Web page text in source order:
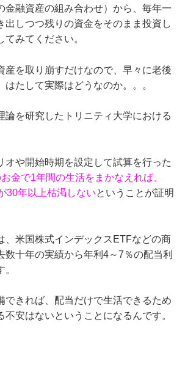
金融資産の組み合わせ）から、毎年一
出しつつ残りの資金をそのまま投資し
みてください。
産を取り崩すだけなので、早々に老後
たして実際はどうなのか。。。
論を研究したトリニティ大学における
オや開始時期を設定して試算を行った
金で1年間の生活をまかなえれば、
30年以上枯渇しないということが証明
、米国株式インデックスETFなどの商
数十年の実績から年利4～7％の配当利
できれば、配当だけで生活できるため
不安はないということになるんです。